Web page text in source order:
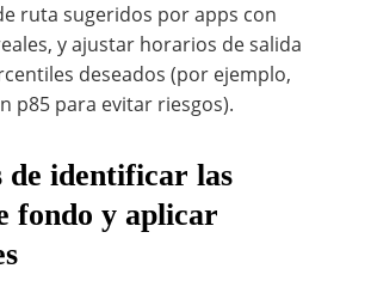
ruta sugeridos por apps con
y ajustar horarios de salida
deseados (por ejemplo,
p85 para evitar riesgos).
de identificar las
fondo y aplicar